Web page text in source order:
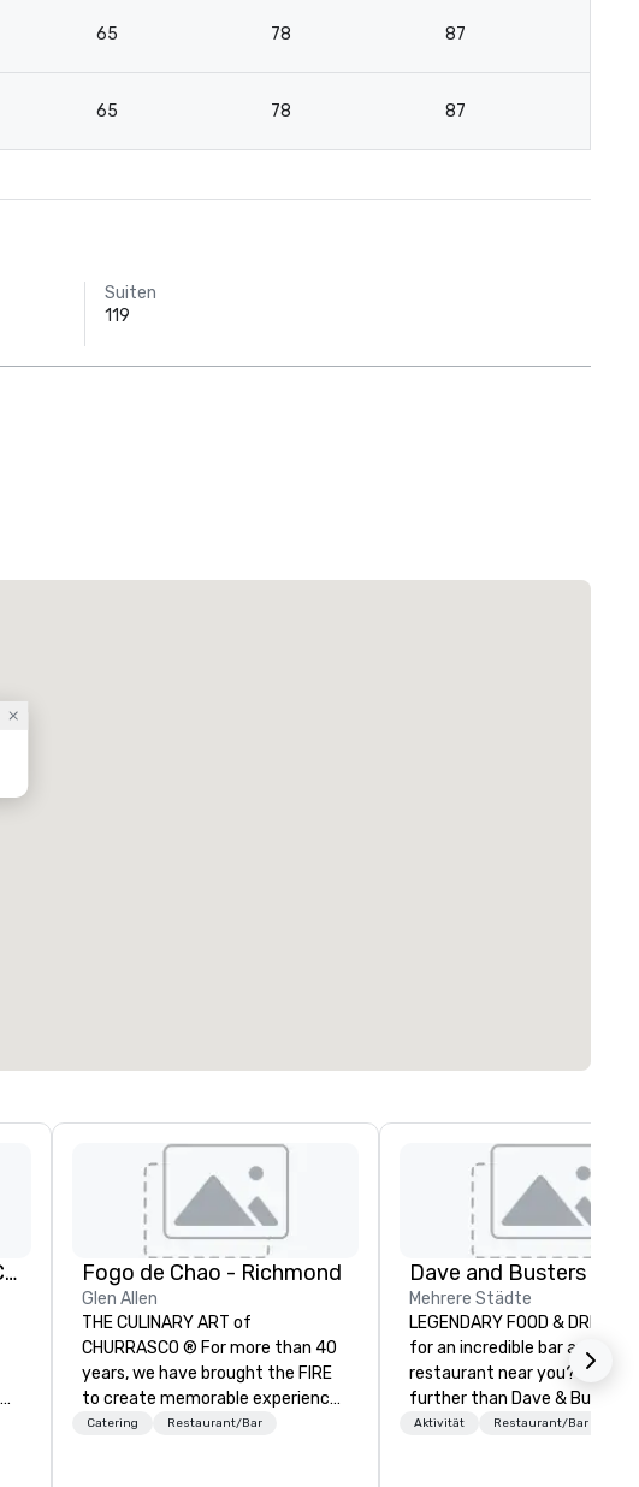
65 78 87
65 78 87
Suiten
119
Fogo de Chao - Tysons Corner Fogo de Chao - Richmond
Glen Allen
THE CULINARY ART of
CHURRASCO ® For more than 40
years, we have brought the FIRE
to create memorable experiences
and an innovative menu centered
Catering Restaurant/Bar
Mehrere Städte
LEGENDARY FOOD & DRINK Looking
for an incredible bar and
restaurant near you? Look no
further than Dave & Buster's.
have amazing games and
Aktivität Restaurant/Bar